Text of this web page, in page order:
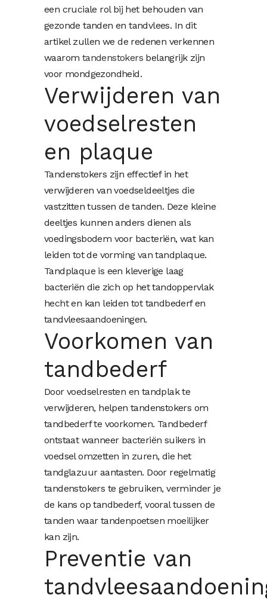
een cruciale rol bij het behouden van
gezonde tanden en tandvlees. In dit
artikel zullen we de redenen verkennen
waarom tandenstokers belangrijk zijn
voor mondgezondheid.
Verwijderen van
voedselresten
en plaque
Tandenstokers zijn effectief in het
verwijderen van voedseldeeltjes die
vastzitten tussen de tanden. Deze kleine
deeltjes kunnen anders dienen als
voedingsbodem voor bacteriën, wat kan
leiden tot de vorming van tandplaque.
Tandplaque is een kleverige laag
bacteriën die zich op het tandoppervlak
hecht en kan leiden tot tandbederf en
tandvleesaandoeningen.
Voorkomen van
tandbederf
Door voedselresten en tandplak te
verwijderen, helpen tandenstokers om
tandbederf te voorkomen. Tandbederf
ontstaat wanneer bacteriën suikers in
voedsel omzetten in zuren, die het
tandglazuur aantasten. Door regelmatig
tandenstokers te gebruiken, verminder je
de kans op tandbederf, vooral tussen de
tanden waar tandenpoetsen moeilijker
kan zijn.
Preventie van